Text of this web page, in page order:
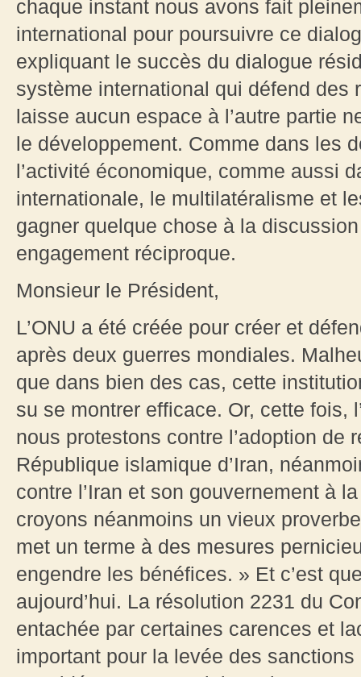
chaque instant nous avons fait
international pour poursuivre ce
expliquant le succès du dialogue
système international qui défend
laisse aucun espace à l’autre partie
le développement. Comme dans les
l’activité économique, comme aussi
internationale, le multilatéralisme et
gagner quelque chose à la
engagement réciproque.
Monsieur le Président,
L’ONU a été créée pour créer et
après deux guerres mondiales.
que dans bien des cas, cette
su se montrer efficace. Or, cette fois,
nous protestons contre l’adoption de
République islamique d’Iran,
contre l’Iran et son gouvernement à
croyons néanmoins un vieux
met un terme à des mesures
engendre les bénéfices. » Et c’est
aujourd’hui. La résolution 2231 du
entachée par certaines carences et
important pour la levée des sanctions